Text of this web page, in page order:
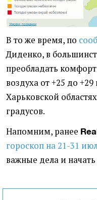
В то же время, по
Диденко, в
преобладать
воздуха от +25 до
Харьковской
градусов.
Напомним, ранее
гороскоп на 21-31
важные дела и